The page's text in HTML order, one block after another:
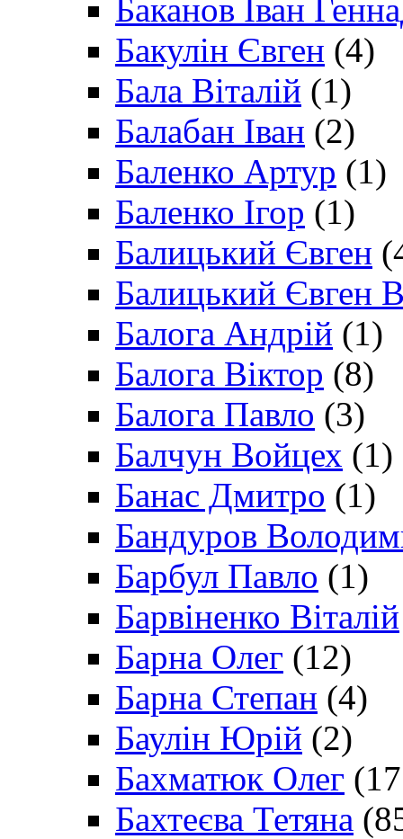
Баканов Іван
Бакулін Євген (4)
Бала Віталій (1)
Балабан Іван (2)
Баленко Артур (1)
Баленко Ігор (1)
Балицький Євген
Балицький Євген
Балога Андрій (1)
Балога Віктор (8)
Балога Павло (3)
Балчун Войцех (1)
Банас Дмитро (1)
Бандуров
Барбул Павло (1)
Барвіненко Віталій
Барна Олег (12)
Барна Степан (4)
Баулін Юрій (2)
Бахматюк Олег
Бахтеєва Тетяна